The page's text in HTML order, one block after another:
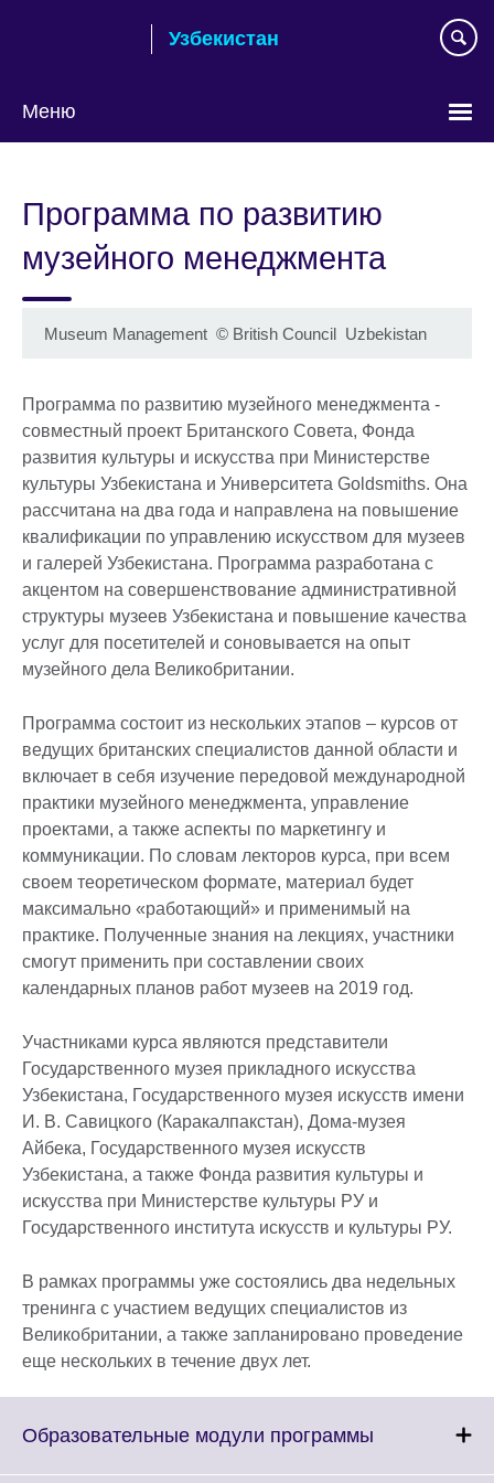
Узбекистан
Меню
language
Программа по развитию
музейного менеджмента
Museum Management © British Council Uzbekistan
Программа по развитию музейного менеджмента -
совместный проект Британского Совета, Фонда
развития культуры и искусства при Министерстве
культуры Узбекистана и Университета Goldsmiths. Она
рассчитана на два года и направлена на повышение
квалификации по управлению искусством для музеев
и галерей Узбекистана. Программа разработана с
акцентом на совершенствование административной
структуры музеев Узбекистана и повышение качества
услуг для посетителей и соновывается на опыт
музейного дела Великобритании.
Программа состоит из нескольких этапов – курсов от
ведущих британских специалистов данной области и
включает в себя изучение передовой международной
практики музейного менеджмента, управление
проектами, а также аспекты по маркетингу и
коммуникации. По словам лекторов курса, при всем
своем теоретическом формате, материал будет
максимально «работающий» и применимый на
практике. Полученные знания на лекциях, участники
смогут применить при составлении своих
календарных планов работ музеев на 2019 год.
Участниками курса являются представители
Государственного музея прикладного искусства
Узбекистана, Государственного музея искусств имени
И. В. Савицкого (Каракалпакстан), Дома-музея
Айбека, Государственного музея искусств
Узбекистана, а также Фонда развития культуры и
искусства при Министерстве культуры РУ и
Государственного института искусств и культуры РУ.
В рамках программы уже состоялись два недельных
тренинга с участием ведущих специалистов из
Великобритании, а также запланировано проведение
еще нескольких в течение двух лет.
Образовательные модули программы